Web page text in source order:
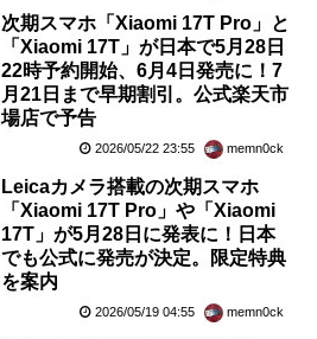
次期スマホ「Xiaomi 17T Pro」と
「Xiaomi 17T」が日本で5月28日
22時予約開始、6月4日発売に！7
月21日まで早期割引。公式楽天市
場店で予告
2026/05/22 23:55 memn0ck
Leicaカメラ搭載の次期スマホ
「Xiaomi 17T Pro」や「Xiaomi
17T」が5月28日に発表に！日本
でも公式に発売が決定。限定特典
を案内
2026/05/19 04:55 memn0ck